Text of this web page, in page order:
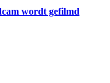
wordt gefilmd